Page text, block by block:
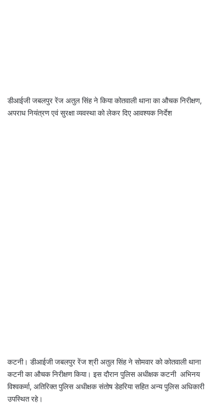
डीआईजी जबलपुर रेंज अतुल सिंह ने किया कोतवाली थाना का औचक निरीक्षण,
अपराध नियंत्रण एवं सुरक्षा व्यवस्था को लेकर दिए आवश्यक निर्देश
कटनी। डीआईजी जबलपुर रेंज श्री अतुल सिंह ने सोमवार को कोतवाली थाना
कटनी का औचक निरीक्षण किया। इस दौरान पुलिस अधीक्षक कटनी अभिनय
विश्वकर्मा, अतिरिक्त पुलिस अधीक्षक संतोष डेहरिया सहित अन्य पुलिस अधिकारी
उपस्थित रहे।